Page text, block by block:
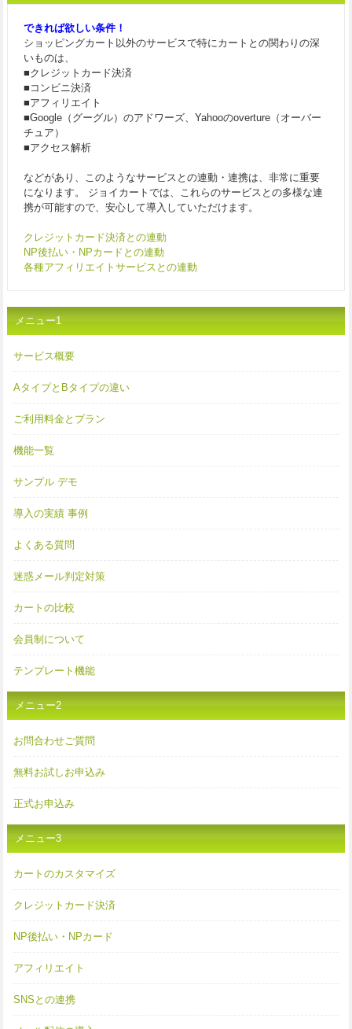
できれば欲しい条件！
ショッピングカート以外のサービスで特にカートとの関わりの深
いものは、
■クレジットカード決済
■コンビニ決済
■アフィリエイト
■Google（グーグル）のアドワーズ、Yahooのoverture（オーバー
チュア）
■アクセス解析
などがあり、このようなサービスとの連動・連携は、非常に重要
になります。 ジョイカートでは、これらのサービスとの多様な連
携が可能すので、安心して導入していただけます。
クレジットカード決済との連動
NP後払い・NPカードとの連動
各種アフィリエイトサービスとの連動
メニュー1
サービス概要
AタイプとBタイプの違い
ご利用料金とプラン
機能一覧
サンプル デモ
導入の実績 事例
よくある質問
迷惑メール判定対策
カートの比較
会員制について
テンプレート機能
メニュー2
お問合わせご質問
無料お試しお申込み
正式お申込み
メニュー3
カートのカスタマイズ
クレジットカード決済
NP後払い・NPカード
アフィリエイト
SNSとの連携